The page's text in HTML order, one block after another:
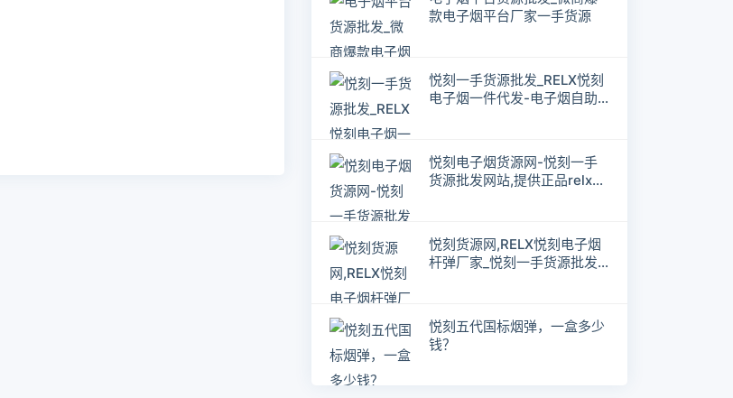
款电子烟平台厂家一手货源
悦刻一手货源批发_RELX悦刻
电子烟一件代发-电子烟自助
悦刻电子烟货源网-悦刻一手
货源批发网站,提供正品relx货
悦刻货源网,RELX悦刻电子烟
杆弹厂家_悦刻一手货源批发
悦刻五代国标烟弹，一盒多少
钱？